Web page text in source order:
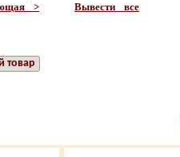
> Вывести все
товар